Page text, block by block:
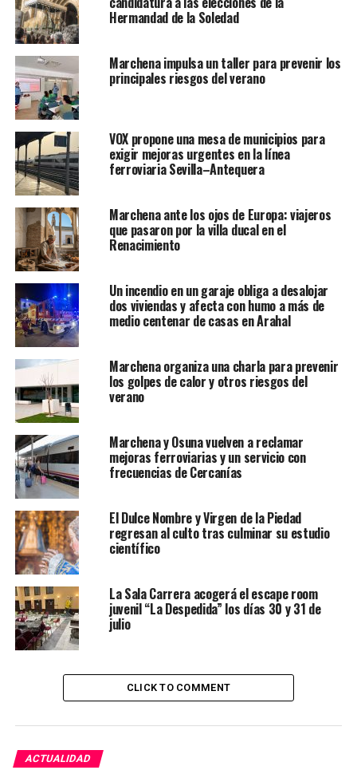
Hermandad de la Soledad
Marchena impulsa un taller para prevenir los
principales riesgos del verano
VOX propone una mesa de municipios para
exigir mejoras urgentes en la línea
ferroviaria Sevilla–Antequera
Marchena ante los ojos de Europa: viajeros
que pasaron por la villa ducal en el
Renacimiento
Un incendio en un garaje obliga a desalojar
dos viviendas y afecta con humo a más de
medio centenar de casas en Arahal
Marchena organiza una charla para prevenir
los golpes de calor y otros riesgos del
verano
Marchena y Osuna vuelven a reclamar
mejoras ferroviarias y un servicio con
frecuencias de Cercanías
El Dulce Nombre y Virgen de la Piedad
regresan al culto tras culminar su estudio
científico
La Sala Carrera acogerá el escape room
juvenil “La Despedida” los días 30 y 31 de
julio
CLICK TO COMMENT
ACTUALIDAD